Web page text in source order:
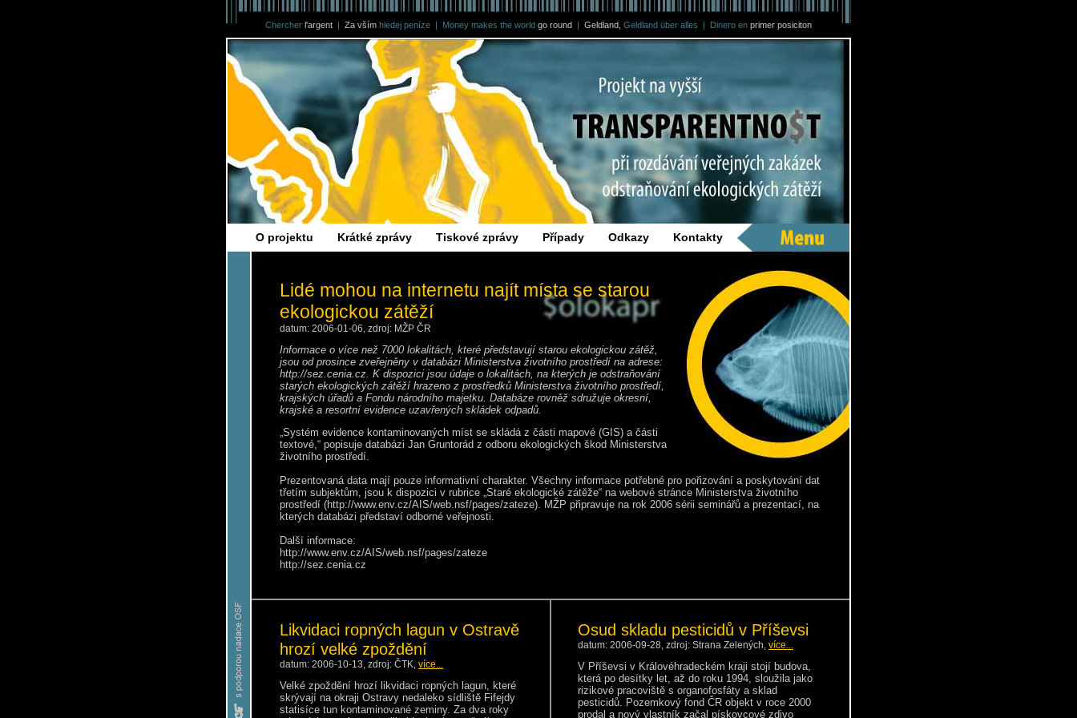
Chercher l'argent | Za vším hledej peníze | Money makes the world go round | Geldland, Geldland über alles | Dinero en primer posiciton
Projekt pro vyšší transparentnost
Úvodní stránka
O projektu Krátké zprávy Tiskové zprávy Případy Odkazy Kontakty
projekt
vznikl
ve
spolupráci
GREENPEACE
podporou
nadace
OSF
Lidé mohou na internetu najít místa se starou
ekologickou zátěží
datum: 2006-01-06, zdroj: MŽP ČR
Informace o více než 7000 lokalitách, které představují starou ekologickou zátěž,
jsou od prosince zveřejněny v databázi Ministerstva životního prostředí na adrese:
http://sez.cenia.cz. K dispozici jsou údaje o lokalitách, na kterých je odstraňování
starých ekologických zátěží hrazeno z prostředků Ministerstva životního prostředí,
krajských úřadů a Fondu národního majetku. Databáze rovněž sdružuje okresní,
krajské a resortní evidence uzavřených skládek odpadů.
„Systém evidence kontaminovaných míst se skládá z části mapové (GIS) a části
textové,“ popisuje databázi Jan Gruntorád z odboru ekologických škod Ministerstva
životního prostředí.
Prezentovaná data mají pouze informativní charakter. Všechny informace potřebné pro pořizování a poskytování dat
třetím subjektům, jsou k dispozici v rubrice „Staré ekologické zátěže“ na webové stránce Ministerstva životního
prostředí (http://www.env.cz/AIS/web.nsf/pages/zateze). MŽP připravuje na rok 2006 sérii seminářů a prezentací, na
kterých databázi představí odborné veřejnosti.
Další informace:
http://www.env.cz/AIS/web.nsf/pages/zateze
http://sez.cenia.cz
Likvidaci ropných lagun v Ostravě
hrozí velké zpoždění
datum: 2006-10-13, zdroj: ČTK, více...
Velké zpoždění hrozí likvidaci ropných lagun, které
skrývají na okraji Ostravy nedaleko sídliště Fifejdy
statisíce tun kontaminované zeminy. Za dva roky
Osud skladu pesticidů v Příševsi
datum: 2006-09-28, zdroj: Strana Zelených, více...
V Příševsi v Královéhradeckém kraji stojí budova,
která po desítky let, až do roku 1994, sloužila jako
rizikové pracoviště s organofosfáty a sklad
pesticidů. Pozemkový fond ČR objekt v roce 2000
prodal a nový vlastník začal pískovcové zdivo